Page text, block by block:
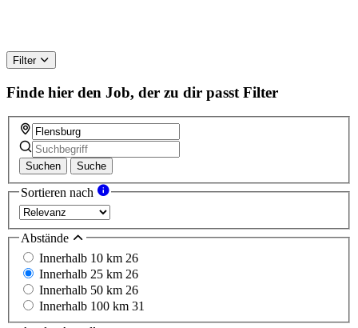
Filter
Finde hier den Job, der zu dir passt Filter
Suchen Suche
Sortieren nach
Abstände
Innerhalb 10 km 26
Innerhalb 25 km 26
Innerhalb 50 km 26
Innerhalb 100 km 31